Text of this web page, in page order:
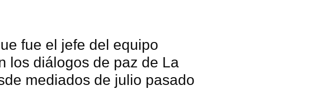
fue el jefe del equipo
los diálogos de paz de La
mediados de julio pasado